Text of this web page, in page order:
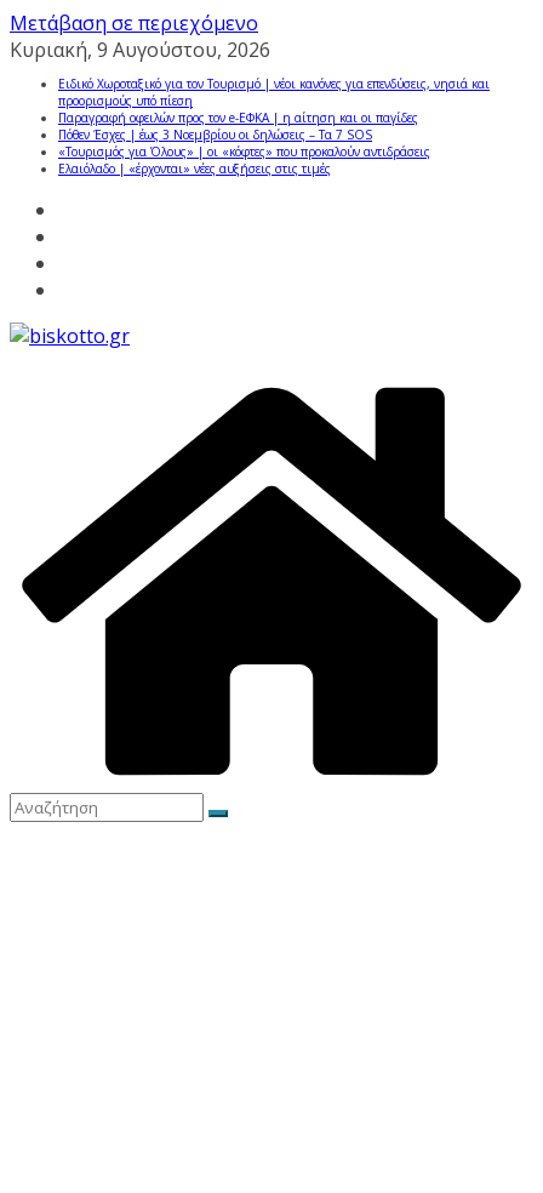
Μετάβαση σε περιεχόμενο
Κυριακή, 9 Αυγούστου, 2026
Ειδικό Χωροταξικό για τον Τουρισμό | νέοι κανόνες για επενδύσεις, νησιά και
προορισμούς υπό πίεση
Παραγραφή οφειλών προς τον e-ΕΦΚΑ | η αίτηση και οι παγίδες
Πόθεν Έσχες | έως 3 Νοεμβρίου οι δηλώσεις – Τα 7 SOS
«Τουρισμός για Όλους» | οι «κόφτες» που προκαλούν αντιδράσεις
Ελαιόλαδο | «έρχονται» νέες αυξήσεις στις τιμές